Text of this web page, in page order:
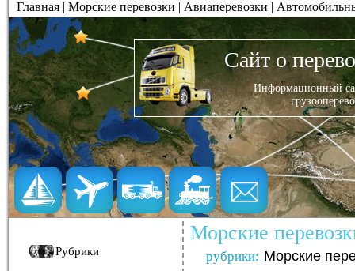
Главная | Морские перевозки | Авиаперевозки |
Сайт о
Информационный
Рубрики
Морские
рубрики: Морские